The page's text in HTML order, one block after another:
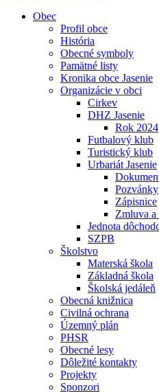
Obec
Profil obce
História
Obecné symboly
Pamätné listy
Kronika obce Jasenie
Organizácie v obci
Cirkev
DHZ Jasenie
Rok 2024
Futbalový klub
Turistický klub
Urbariát Jasenie
Pozvánky
Zápisnice
Zmluva a
Jednota
SZPB
Školstvo
Materská škola
Základná škola
Školská jedáleň
Obecná knižnica
Civilná ochrana
Územný plán
PHSR
Obecné lesy
Dôležité kontakty
Projekty
Sponzori